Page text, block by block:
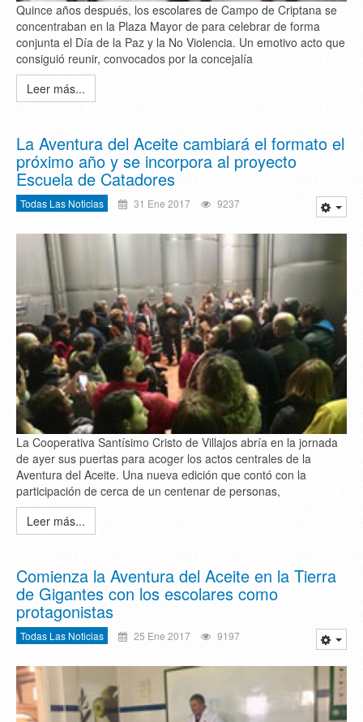
Quince años después, los escolares de Campo de Criptana se
concentraban en la Plaza Mayor de para celebrar de forma
conjunta el Día de la Paz y la No Violencia. Un emotivo acto que
consiguió reunir, convocados por la concejalía
Leer más...
La Aventura del Aceite cambiará el formato el
próximo año y se incorpora al proyecto
Escuela de Catadores
Todas Las Noticias 31 Ene 2017 9237
La Cooperativa Santísimo Cristo de Villajos abría en la jornada
de ayer sus puertas para acoger los actos centrales de la
Aventura del Aceite. Una nueva edición que contó con la
participación de cerca de un centenar de personas,
Leer más...
Comienza la Aventura del Aceite en la Tierra
de Gigantes con los escolares como
protagonistas
Todas Las Noticias 25 Ene 2017 9197